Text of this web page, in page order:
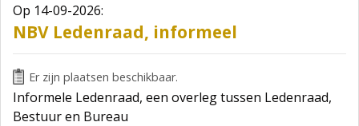
Op 14-09-2026:
NBV Ledenraad, informeel
Er zijn plaatsen beschikbaar.
Informele Ledenraad, een overleg tussen Ledenraad,
Bestuur en Bureau